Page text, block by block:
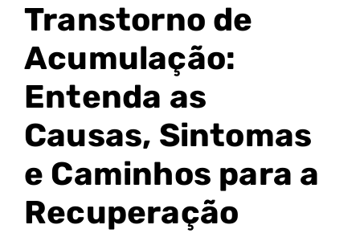
Transtorno de
Acumulação:
Entenda as
Causas, Sintomas
e Caminhos para a
Recuperação